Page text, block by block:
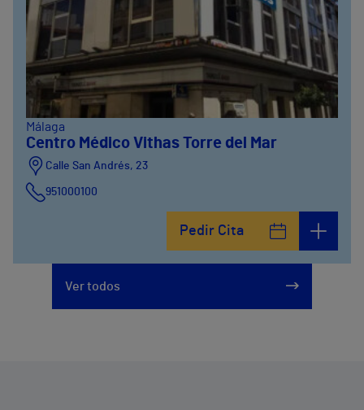
Málaga
Centro Médico Vithas Torre del Mar
Calle San Andrés, 23
951000100
Pedir Cita
Ver todos